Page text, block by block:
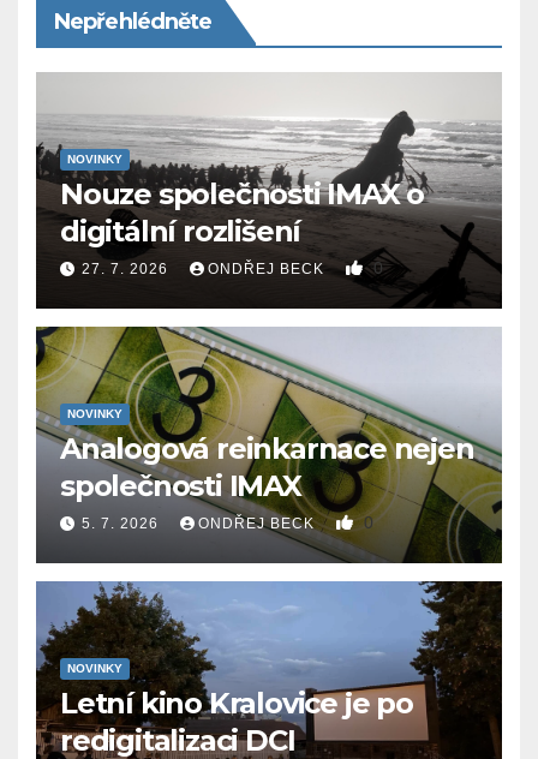
Nepřehlédněte
NOVINKY
Nouze společnosti IMAX o
digitální rozlišení
27. 7. 2026 ONDŘEJ BECK 0
NOVINKY
Analogová reinkarnace nejen
společnosti IMAX
5. 7. 2026 ONDŘEJ BECK 0
NOVINKY
Letní kino Kralovice je po
redigitalizaci DCI